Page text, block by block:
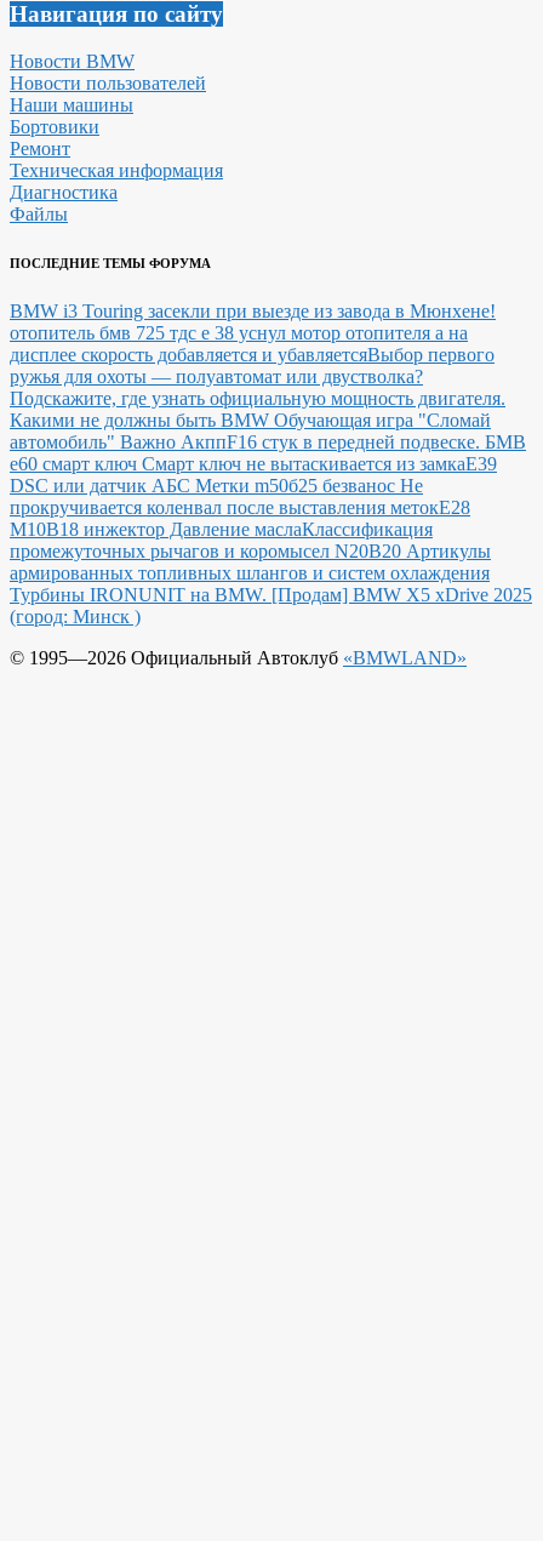
Навигация по сайту
Новости BMW
Новости пользователей
Наши машины
Бортовики
Ремонт
Техническая информация
Диагностика
Файлы
ПОСЛЕДНИЕ ТЕМЫ ФОРУМА
BMW i3 Touring засекли при выезде из завода в Мюнхене!
отопитель бмв 725 тдс е 38 уснул мотор отопителя а на
дисплее скорость добавляется и убавляетсяВыбор первого
ружья для охоты — полуавтомат или двустволка?
Подскажите, где узнать официальную мощность двигателя.
Какими не должны быть BMW Обучающая игра "Сломай
автомобиль" Важно АкппF16 стук в передней подвеске. БМВ
е60 смарт ключ Смарт ключ не вытаскивается из замкаE39
DSC или датчик АБС Метки m50б25 безванос Не
прокручивается коленвал после выставления метокЕ28
М10В18 инжектор Давление маслаКлассификация
промежуточных рычагов и коромысел N20B20 Артикулы
армированных топливных шлангов и систем охлаждения
Турбины IRONUNIT на BMW. [Продам] BMW X5 xDrive 2025
(город: Минск )
© 1995—2026 Официальный Автоклуб «BMWLAND»